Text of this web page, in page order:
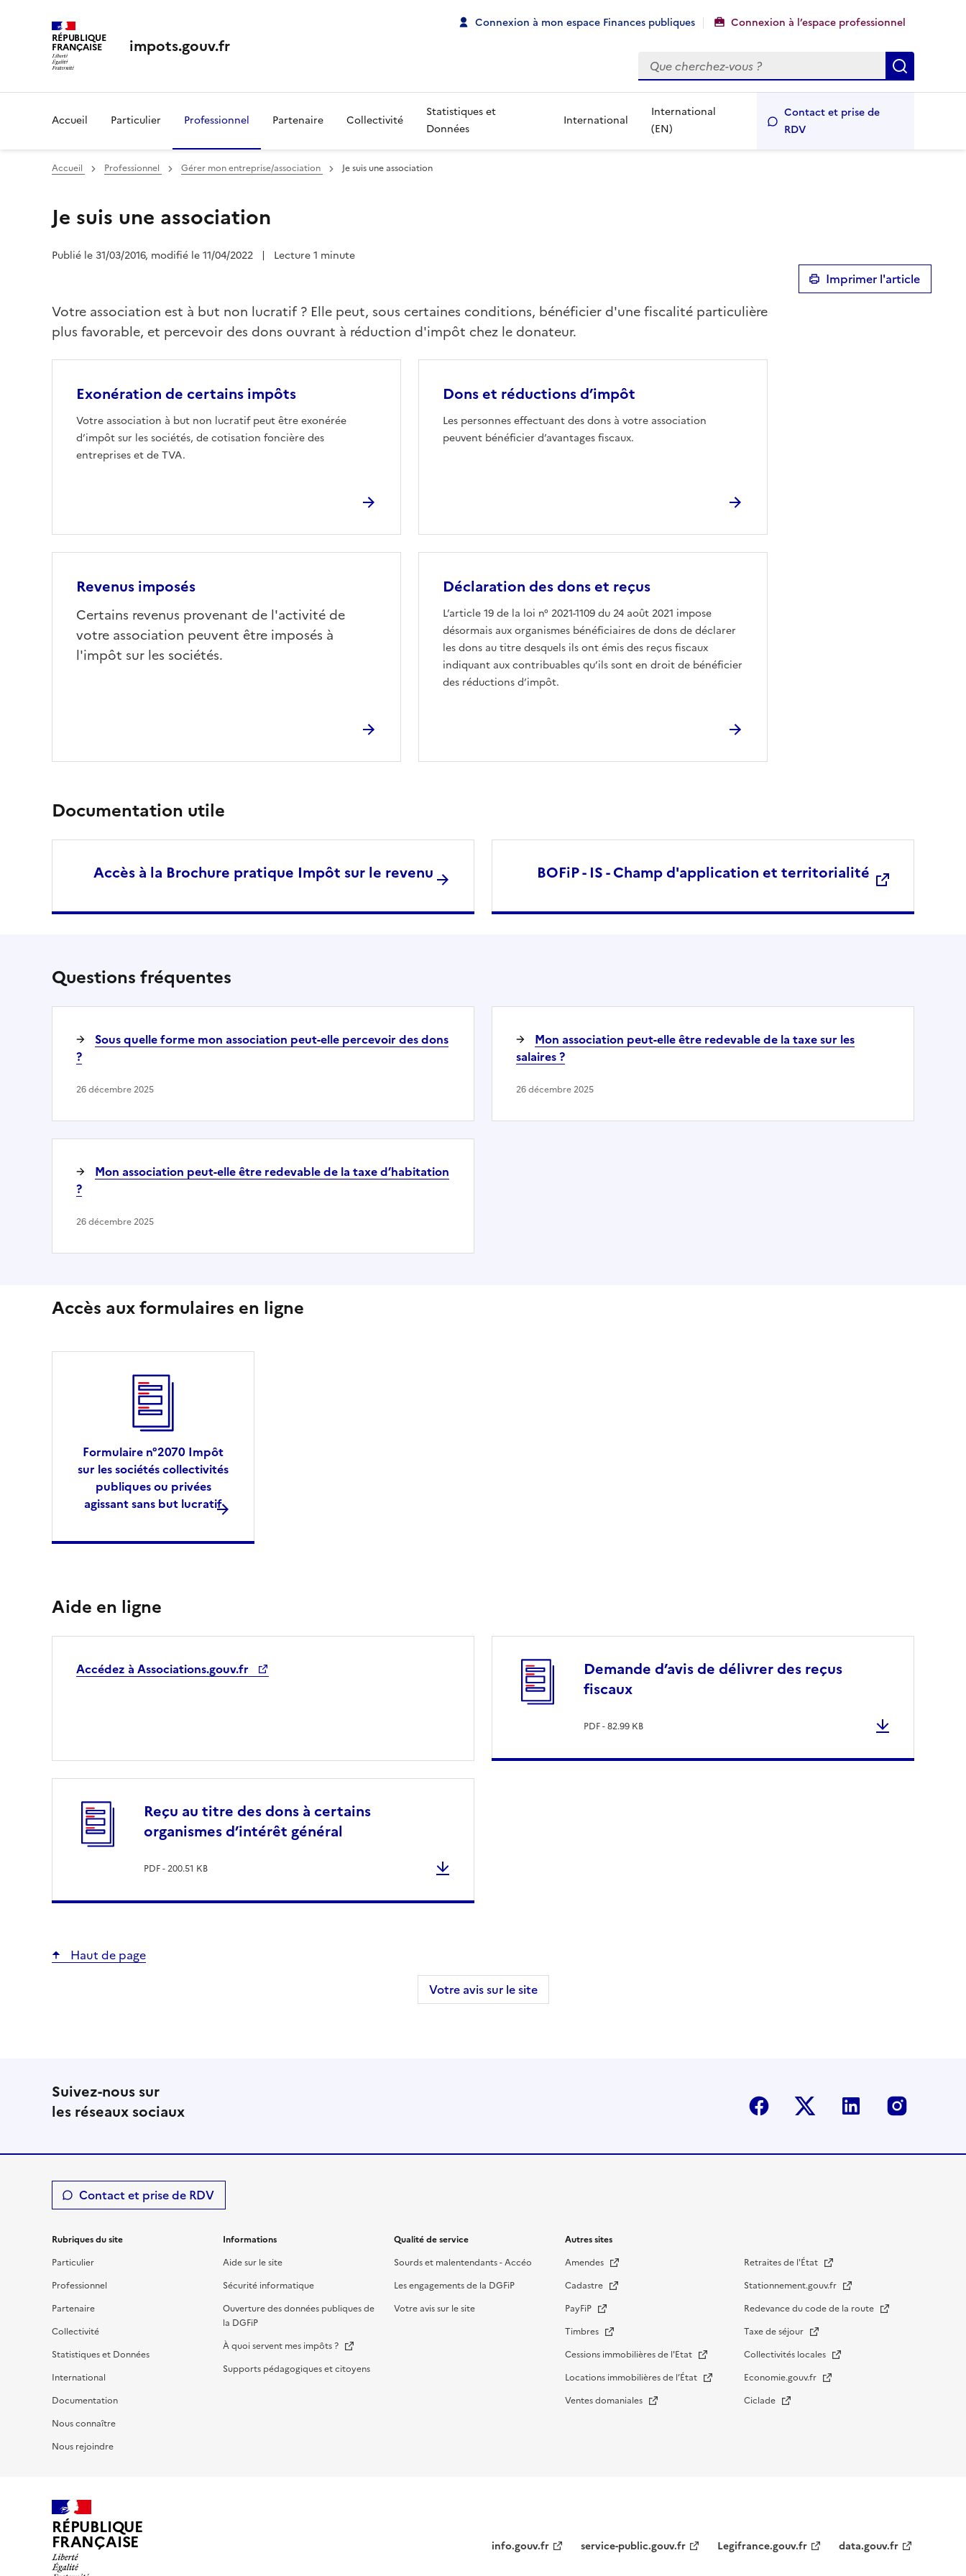
RÉPUBLIQUE
FRANÇAISE impots.gouv.fr
Connexion à mon espace Finances publiques Connexion à l’espace professionnel
Rechercher
Accueil Particulier Professionnel Partenaire Collectivité
Statistiques et
Données
International
International
(EN)
Contact et prise de
RDV
Accueil Professionnel Gérer mon entreprise/association Je suis une association
Je suis une association
Publié le 31/03/2016, modifié le 11/04/2022 | Lecture 1 minute
Imprimer l'article
Votre association est à but non lucratif ? Elle peut, sous certaines conditions, bénéficier d'une fiscalité particulière
plus favorable, et percevoir des dons ouvrant à réduction d'impôt chez le donateur.
Exonération de certains impôts
Votre association à but non lucratif peut être exonérée
d’impôt sur les sociétés, de cotisation foncière des
entreprises et de TVA.
Dons et réductions d’impôt
Les personnes effectuant des dons à votre association
peuvent bénéficier d’avantages fiscaux.
Revenus imposés
Certains revenus provenant de l'activité de
votre association peuvent être imposés à
l'impôt sur les sociétés.
Déclaration des dons et reçus
L’article 19 de la loi n° 2021-1109 du 24 août 2021 impose
désormais aux organismes bénéficiaires de dons de déclarer
les dons au titre desquels ils ont émis des reçus fiscaux
indiquant aux contribuables qu’ils sont en droit de bénéficier
des réductions d’impôt.
Documentation utile
Accès à la Brochure pratique Impôt sur le revenu BOFiP - IS - Champ d'application et territorialité
Questions fréquentes
Sous quelle forme mon association peut-elle percevoir des dons
?
26 décembre 2025
Mon association peut-elle être redevable de la taxe sur les
salaires ?
26 décembre 2025
Mon association peut-elle être redevable de la taxe d’habitation
?
26 décembre 2025
Accès aux formulaires en ligne
Formulaire n°2070 Impôt
sur les sociétés collectivités
publiques ou privées
agissant sans but lucratif
Aide en ligne
Accédez à Associations.gouv.fr
Demande d’avis de délivrer des reçus
fiscaux
PDF - 82.99 KB
Reçu au titre des dons à certains
organismes d’intérêt général
PDF - 200.51 KB
Haut de page
Votre avis sur le site
Suivez-nous sur
les réseaux sociaux
Facebook Twitter-X Linkedin
Contact et prise de RDV
Rubriques du site
Particulier
Professionnel
Partenaire
Collectivité
Statistiques et Données
International
Documentation
Nous connaître
Nous rejoindre
Informations
Aide sur le site
Sécurité informatique
Ouverture des données publiques de
la DGFiP
À quoi servent mes impôts ?
Supports pédagogiques et citoyens
Qualité de service
Sourds et malentendants - Accéo
Les engagements de la DGFiP
Votre avis sur le site
Autres sites
Amendes
Cadastre
PayFiP
Timbres
Cessions immobilières de l'Etat
Locations immobilières de l’État
Ventes domaniales
Retraites de l'État
Stationnement.gouv.fr
Redevance du code de la route
Taxe de séjour
Collectivités locales
Economie.gouv.fr
Ciclade
RÉPUBLIQUE
FRANÇAISE
institutionnel
info.gouv.fr service-public.gouv.fr Legifrance.gouv.fr data.gouv.fr